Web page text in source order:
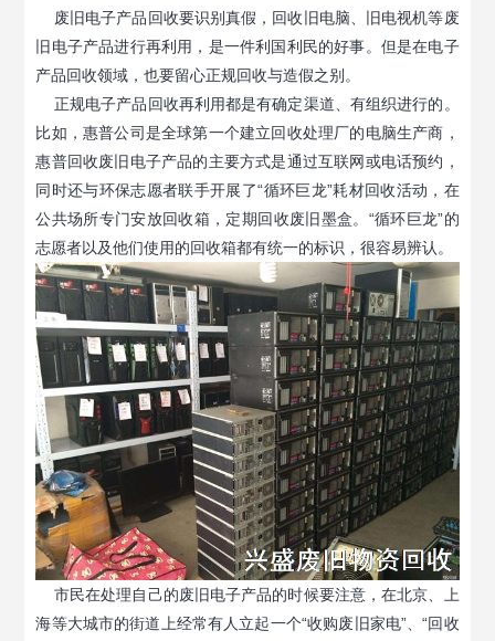
废旧电子产品回收要识别真假，回收旧电脑、旧电视机等废
旧电子产品进行再利用，是一件利国利民的好事。但是在电子
产品回收领域，也要留心正规回收与造假之别。
正规电子产品回收再利用都是有确定渠道、有组织进行的。
比如，惠普公司是全球第一个建立回收处理厂的电脑生产商，
惠普回收废旧电子产品的主要方式是通过互联网或电话预约，
同时还与环保志愿者联手开展了“循环巨龙”耗材回收活动，在
公共场所专门安放回收箱，定期回收废旧墨盒。“循环巨龙”的
志愿者以及他们使用的回收箱都有统一的标识，很容易辨认。
市民在处理自己的废旧电子产品的时候要注意，在北京、上
海等大城市的街道上经常有人立起一个“收购废旧家电”、“回收